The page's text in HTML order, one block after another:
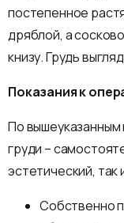
постепенное
дряблой, а
книзу. Грудь
Показания к
По вышеуказанным
груди –
эстетический,
Собственно